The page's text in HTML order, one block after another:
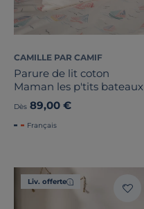
CAMILLE PAR CAMIF
Parure de lit coton
Maman les p'tits bateaux
Dès 89,00 €
Français
Liv. offerte